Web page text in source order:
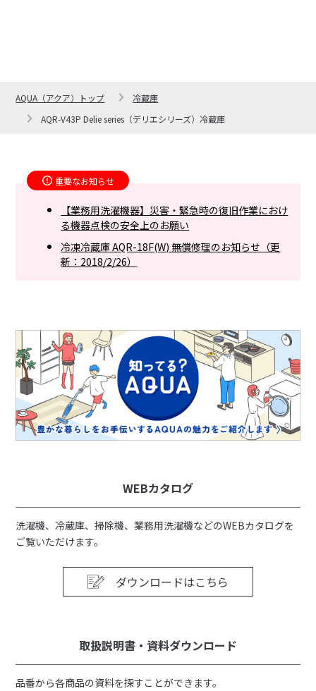
AQUA（アクア）トップ
冷蔵庫
AQR-V43P Delie series（デリエシリーズ）冷蔵庫
重要なお知らせ
【業務用洗濯機器】災害・緊急時の復旧作業におけ
る機器点検の安全上のお願い
冷凍冷蔵庫 AQR-18F(W) 無償修理のお知らせ（更
新：2018/2/26）
WEBカタログ
洗濯機、冷蔵庫、掃除機、業務用洗濯機などのWEBカタログを
ご覧いただけます。
ダウンロードはこちら
取扱説明書・資料ダウンロード
品番から各商品の資料を探すことができます。